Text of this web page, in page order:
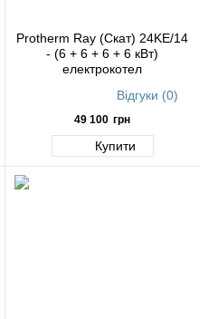
Protherm Ray (Скат) 24KE/14
- (6 + 6 + 6 + 6 кВт)
електрокотел
Відгуки (0)
49 100 грн
Купити